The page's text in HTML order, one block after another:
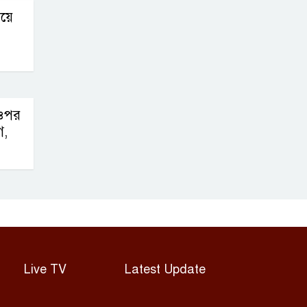
Live TV Latest Update